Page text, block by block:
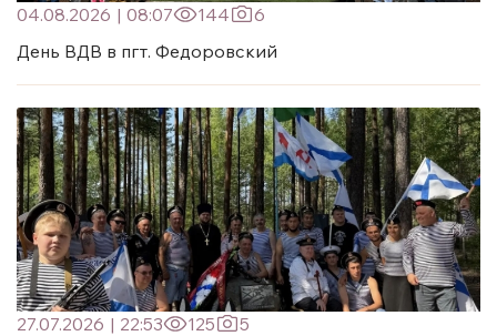
04.08.2026 | 08:07 144
6
День ВДВ в пгт. Федоровский
27.07.2026 | 22:53 125
5